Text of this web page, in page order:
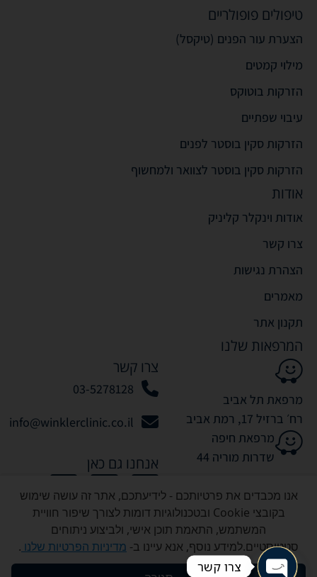
טיפולים פופולריים
הצערת עור הפנים (טיקסל)
מילוי קמטים
הזרקות בוטוקס
עיבוי שפתיים
הזרקות סקין בוסטר לפנים
הזרקות סקין בוסטר לצוואר ולמחשוף
אודות
אודות וינקלר קליניק
צרו קשר
הצהרת נגישות
מאמרים
תקנון אתר
המרפאות שלנו
מרפאת תל אביב
רח׳ ברזיל 17, רמת אביב
מרפאת חיפה
שדרות מוריה 44
צרו קשר
03-5278128
info@winklerclinic.co.il
אנחנו גם כאן
כל הזכויות שמורות לוינקלר קליניק © 2026
אנו מכבדים את פרטיותכם - לידיעתכם, אתר זה עושה שימוש
בקובצי Cookie ובטכנולוגיות דומות לצורך שיפור חוויית
המשתמש, התאמת תוכן אישי, ולביצוע ניתוחים
סטטיסטיים.למידע נוסף, אנא עיינו ב- מדיניות הפרטיות שלנו .
צרו קשר